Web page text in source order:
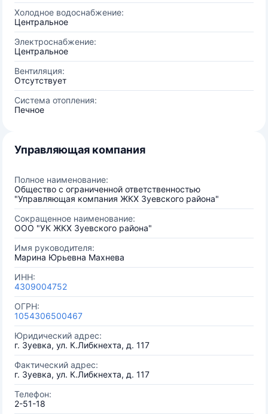
Холодное водоснабжение:
Центральное
Электроснабжение:
Центральное
Вентиляция:
Отсутствует
Система отопления:
Печное
Управляющая компания
Полное наименование:
Общество с ограниченной ответственностью
"Управляющая компания ЖКХ Зуевского района"
Сокращенное наименование:
ООО "УК ЖКХ Зуевского района"
Имя руководителя:
Марина Юрьевна Махнева
ИНН:
4309004752
ОГРН:
1054306500467
Юридический адрес:
г. Зуевка, ул. К.Либкнехта, д. 117
Фактический адрес:
г. Зуевка, ул. К.Либкнехта, д. 117
Телефон:
2-51-18